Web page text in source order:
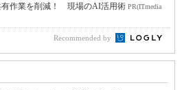
有作業を削減！ 現場のAI活用術 PR(ITmedia
Recommended by